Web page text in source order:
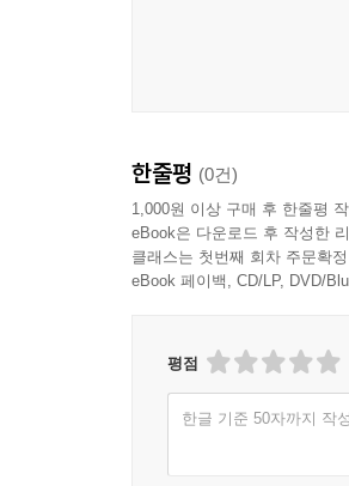
한줄평 (0건)
1,000원 이상 구매 후 한줄평
eBook은 다운로드 후 작성한
클래스는 첫번째 회차 주문확
eBook 페이백, CD/LP, DVD/
평점
한글 기준 50자까지 작